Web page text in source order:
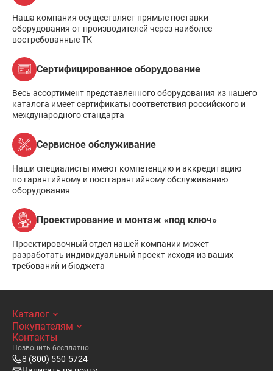
Наша компания осуществляет прямые поставки
оборудования от производителей через наиболее
востребованные ТК
Сертифицированное оборудование
Весь ассортимент представленного оборудования из нашего
каталога имеет сертификаты соответствия российского и
международного стандарта
Сервисное обслуживание
Наши специалисты имеют компетенцию и аккредитацию
по гарантийному и постгарантийному обслуживанию
оборудования
Проектирование и монтаж «под ключ»
Проектировочный отдел нашей компании может
разработать индивидуальный проект исходя из ваших
требований и бюджета
Каталог
Покупателям
Контакты
Позвонить бесплатно
8 (800) 550-5724